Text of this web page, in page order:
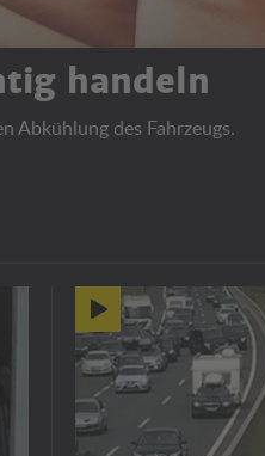
handeln
Abkühlung des Fahrzeugs.